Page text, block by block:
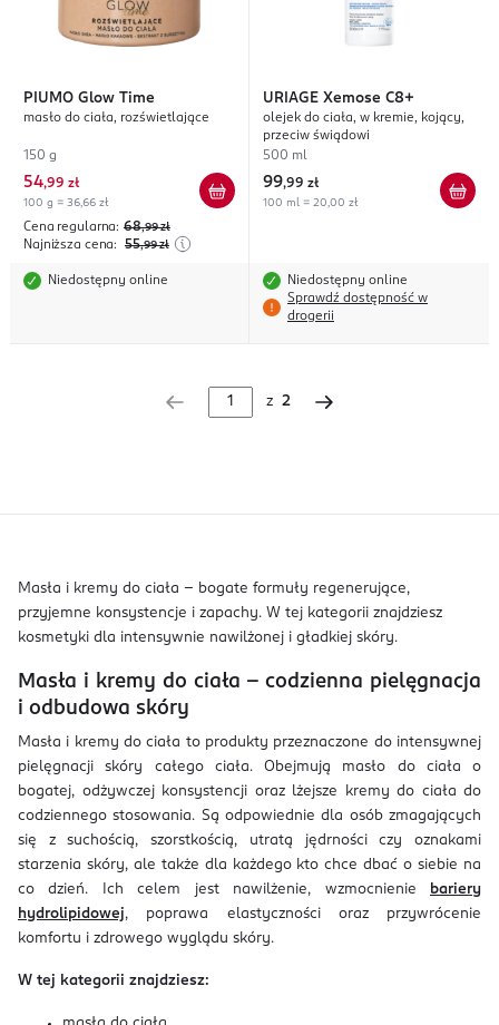
PIUMO Glow Time
masło do ciała, rozświetlające
150 g
54,99 zł
100 g = 36,66 zł
Cena regularna: 68,99 zł
Najniższa cena: 55,99 zł
Niedostępny online
URIAGE Xemose C8+
olejek do ciała, w kremie, kojący,
przeciw świądowi
500 ml
99,99 zł
100 ml = 20,00 zł
Niedostępny online
Sprawdź dostępność w
drogerii
z 2
Masła i kremy do ciała – bogate formuły regenerujące,
przyjemne konsystencje i zapachy. W tej kategorii znajdziesz
kosmetyki dla intensywnie nawilżonej i gładkiej skóry.
Masła i kremy do ciała – codzienna pielęgnacja
i odbudowa skóry
Masła i kremy do ciała to produkty przeznaczone do intensywnej
pielęgnacji skóry całego ciała. Obejmują masło do ciała o
bogatej, odżywczej konsystencji oraz lżejsze kremy do ciała do
codziennego stosowania. Są odpowiednie dla osób zmagających
się z suchością, szorstkością, utratą jędrności czy oznakami
starzenia skóry, ale także dla każdego kto chce dbać o siebie na
co dzień. Ich celem jest nawilżenie, wzmocnienie bariery
hydrolipidowej, poprawa elastyczności oraz przywrócenie
komfortu i zdrowego wyglądu skóry.
W tej kategorii znajdziesz: